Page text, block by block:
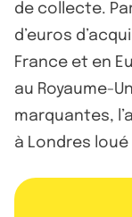
de collecte.
d’euros
France et en
au Royaume-
marquantes,
à Londres